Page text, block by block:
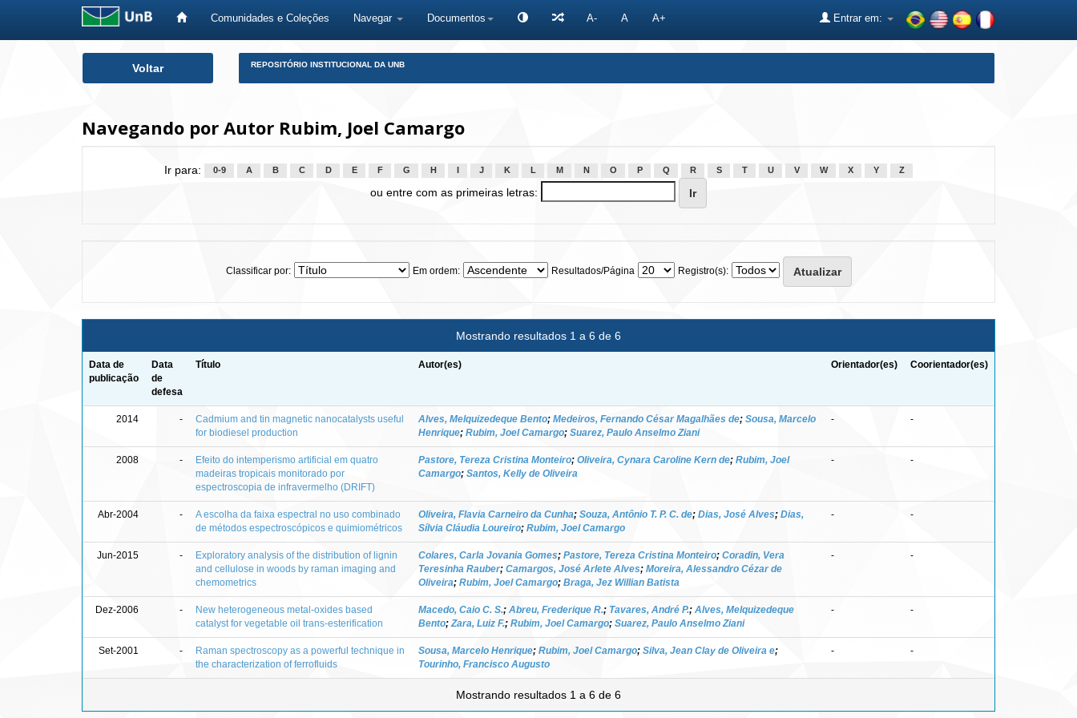
Comunidades e Coleções Navegar Documentos A- A A+ Entrar em:
Voltar REPOSITÓRIO INSTITUCIONAL DA UNB
Navegando por Autor Rubim, Joel Camargo
Ir para: 0-9 A B C D E F G H J K L M N O P Q R S T U V W X Y Z
ou entre com as primeiras letras:
Classificar por: Em ordem: Resultados/Página Registro(s):
Mostrando resultados 1 a 6 de 6
Data de
publicação
Data
de
defesa
Título Autor(es) Orientador(es) Coorientador(es)
2014 -
Cadmium and tin magnetic nanocatalysts useful
for biodiesel production
Alves, Melquizedeque Bento; Medeiros, Fernando César Magalhães de; Sousa, Marcelo
Henrique; Rubim, Joel Camargo; Suarez, Paulo Anselmo Ziani
- -
2008 -
Efeito do intemperismo artificial em quatro
madeiras tropicais monitorado por
espectroscopia de infravermelho (DRIFT)
Pastore, Tereza Cristina Monteiro; Oliveira, Cynara Caroline Kern de; Rubim, Joel
Camargo; Santos, Kelly de Oliveira
- -
Abr-2004 -
A escolha da faixa espectral no uso combinado
de métodos espectroscópicos e quimiométricos
Oliveira, Flavia Carneiro da Cunha; Souza, Antônio T. P. C. de; Dias, José Alves; Dias,
Sílvia Cláudia Loureiro; Rubim, Joel Camargo
- -
Jun-2015 -
Exploratory analysis of the distribution of lignin
and cellulose in woods by raman imaging and
chemometrics
Colares, Carla Jovania Gomes; Pastore, Tereza Cristina Monteiro; Coradin, Vera
Teresinha Rauber; Camargos, José Arlete Alves; Moreira, Alessandro Cézar de
Oliveira; Rubim, Joel Camargo; Braga, Jez Willian Batista
- -
Dez-2006 -
New heterogeneous metal-oxides based
catalyst for vegetable oil trans-esterification
Macedo, Caio C. S.; Abreu, Frederique R.; Tavares, André P.; Alves, Melquizedeque
Bento; Zara, Luiz F.; Rubim, Joel Camargo; Suarez, Paulo Anselmo Ziani
- -
Set-2001 -
Raman spectroscopy as a powerful technique in
the characterization of ferrofluids
Sousa, Marcelo Henrique; Rubim, Joel Camargo; Silva, Jean Clay de Oliveira e;
Tourinho, Francisco Augusto
- -
Mostrando resultados 1 a 6 de 6